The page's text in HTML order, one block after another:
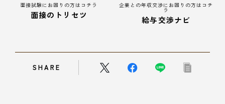
面接試験にお困りの方はコチラ
面接のトリセツ
企業との年収交渉にお困りの方はコチ
ラ
給与交渉ナビ
SHARE